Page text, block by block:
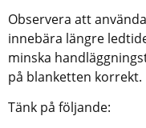
Observera att
innebära längre
minska
på blanketten korrekt.
Tänk på följande: